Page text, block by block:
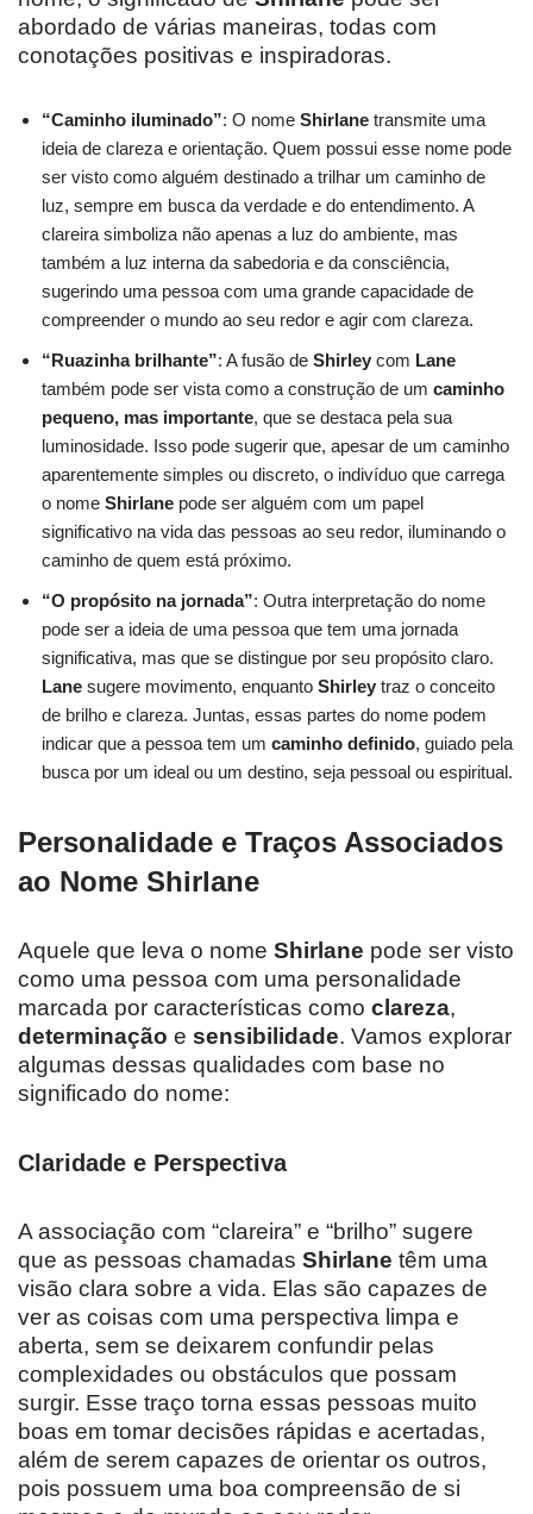
abordado de várias maneiras, todas com
conotações positivas e inspiradoras.
“Caminho iluminado”: O nome Shirlane transmite uma
ideia de clareza e orientação. Quem possui esse nome pode
ser visto como alguém destinado a trilhar um caminho de
luz, sempre em busca da verdade e do entendimento. A
clareira simboliza não apenas a luz do ambiente, mas
também a luz interna da sabedoria e da consciência,
sugerindo uma pessoa com uma grande capacidade de
compreender o mundo ao seu redor e agir com clareza.
“Ruazinha brilhante”: A fusão de Shirley com Lane
também pode ser vista como a construção de um caminho
pequeno, mas importante, que se destaca pela sua
luminosidade. Isso pode sugerir que, apesar de um caminho
aparentemente simples ou discreto, o indivíduo que carrega
o nome Shirlane pode ser alguém com um papel
significativo na vida das pessoas ao seu redor, iluminando o
caminho de quem está próximo.
“O propósito na jornada”: Outra interpretação do nome
pode ser a ideia de uma pessoa que tem uma jornada
significativa, mas que se distingue por seu propósito claro.
Lane sugere movimento, enquanto Shirley traz o conceito
de brilho e clareza. Juntas, essas partes do nome podem
indicar que a pessoa tem um caminho definido, guiado pela
busca por um ideal ou um destino, seja pessoal ou espiritual.
Personalidade e Traços Associados
ao Nome Shirlane
Aquele que leva o nome Shirlane pode ser visto
como uma pessoa com uma personalidade
marcada por características como clareza,
determinação e sensibilidade. Vamos explorar
algumas dessas qualidades com base no
significado do nome:
Claridade e Perspectiva
A associação com “clareira” e “brilho” sugere
que as pessoas chamadas Shirlane têm uma
visão clara sobre a vida. Elas são capazes de
ver as coisas com uma perspectiva limpa e
aberta, sem se deixarem confundir pelas
complexidades ou obstáculos que possam
surgir. Esse traço torna essas pessoas muito
boas em tomar decisões rápidas e acertadas,
além de serem capazes de orientar os outros,
pois possuem uma boa compreensão de si